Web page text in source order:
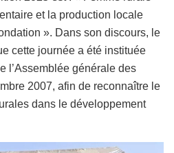
et la production locale
». Dans son discours, le
cette journée a été instituée
l’Assemblée générale des
2007, afin de reconnaître le
dans le développement